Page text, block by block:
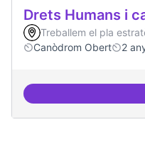
Drets Humans i
Treballem el pla
Canòdrom Obert
2